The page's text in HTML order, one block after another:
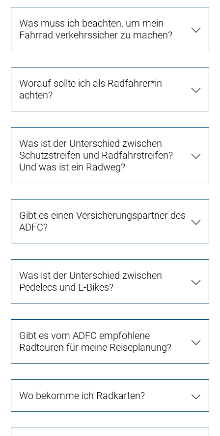
Was muss ich beachten, um mein
Fahrrad verkehrssicher zu machen?
Worauf sollte ich als Radfahrer*in
achten?
Was ist der Unterschied zwischen
Schutzstreifen und Radfahrstreifen?
Und was ist ein Radweg?
Gibt es einen Versicherungspartner des
ADFC?
Was ist der Unterschied zwischen
Pedelecs und E-Bikes?
Gibt es vom ADFC empfohlene
Radtouren für meine Reiseplanung?
Wo bekomme ich Radkarten?